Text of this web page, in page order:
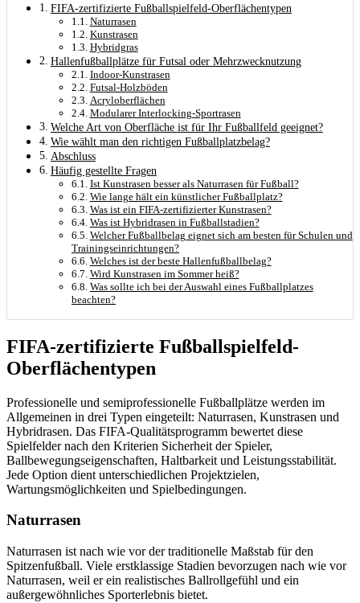
FIFA-zertifizierte Fußballspielfeld-Oberflächentypen
Naturrasen
Kunstrasen
Hybridgras
Hallenfußballplätze für Futsal oder Mehrzwecknutzung
Indoor-Kunstrasen
Futsal-Holzböden
Acryloberflächen
Modularer Interlocking-Sportrasen
Welche Art von Oberfläche ist für Ihr Fußballfeld geeignet?
Wie wählt man den richtigen Fußballplatzbelag?
Abschluss
Häufig gestellte Fragen
Ist Kunstrasen besser als Naturrasen für Fußball?
Wie lange hält ein künstlicher Fußballplatz?
Was ist ein FIFA-zertifizierter Kunstrasen?
Was ist Hybridrasen in Fußballstadien?
Welcher Fußballbelag eignet sich am besten für Schulen und
Trainingseinrichtungen?
Welches ist der beste Hallenfußballbelag?
Wird Kunstrasen im Sommer heiß?
Was sollte ich bei der Auswahl eines Fußballplatzes
beachten?
FIFA-zertifizierte Fußballspielfeld-
Oberflächentypen
Professionelle und semiprofessionelle Fußballplätze werden im
Allgemeinen in drei Typen eingeteilt: Naturrasen, Kunstrasen und
Hybridrasen. Das FIFA-Qualitätsprogramm bewertet diese
Spielfelder nach den Kriterien Sicherheit der Spieler,
Ballbewegungseigenschaften, Haltbarkeit und Leistungsstabilität.
Jede Option dient unterschiedlichen Projektzielen,
Wartungsmöglichkeiten und Spielbedingungen.
Naturrasen
Naturrasen ist nach wie vor der traditionelle Maßstab für den
Spitzenfußball. Viele erstklassige Stadien bevorzugen nach wie vor
Naturrasen, weil er ein realistisches Ballrollgefühl und ein
außergewöhnliches Sporterlebnis bietet.